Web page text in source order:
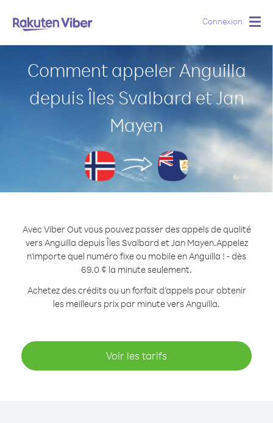
Connexion
Comment appeler Anguilla
depuis Îles Svalbard et Jan
Mayen
Avec Viber Out vous pouvez passer des appels de qualité
vers Anguilla depuis Îles Svalbard et Jan Mayen.Appelez
n'importe quel numéro fixe ou mobile en Anguilla ! - dès
69.0 ¢ la minute seulement.
Achetez des crédits ou un forfait d’appels pour obtenir
les meilleurs prix par minute vers Anguilla.
Voir les tarifs